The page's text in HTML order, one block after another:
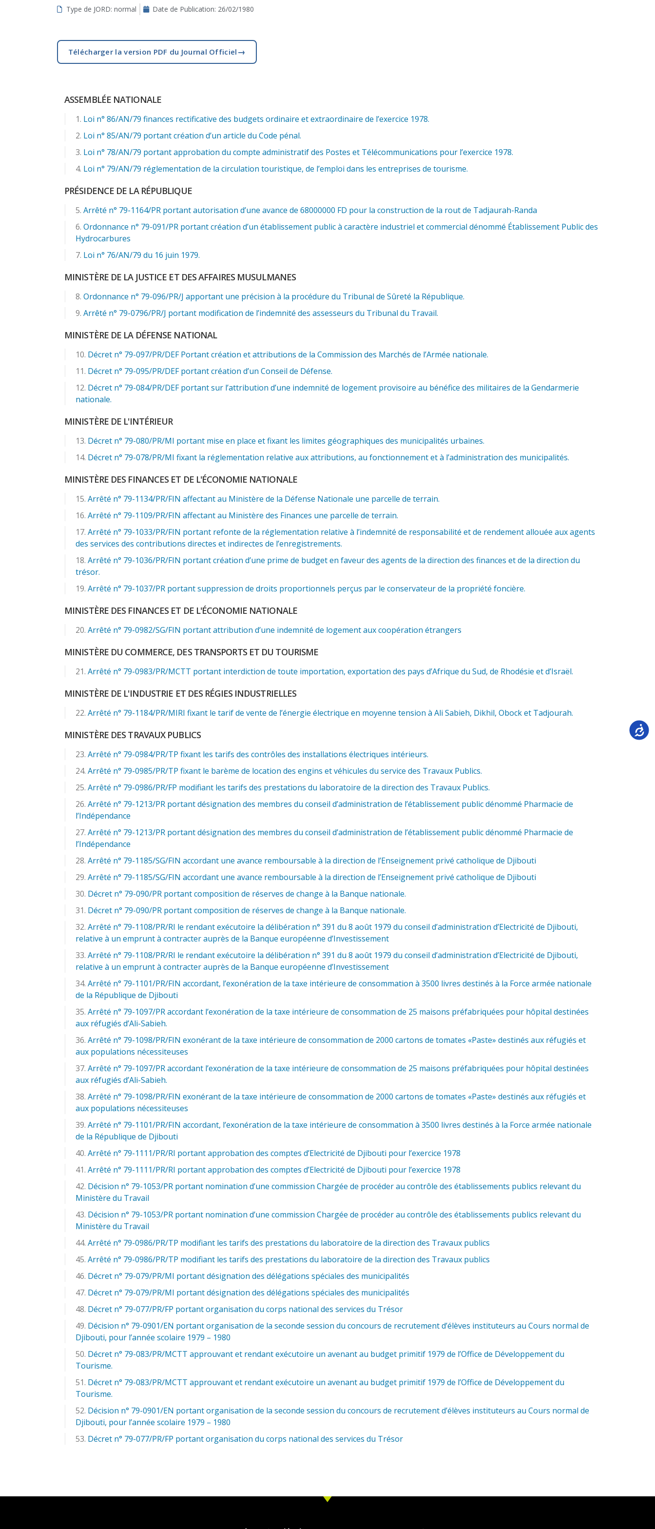
Type de JORD: normal Date de Publication: 26/02/1980
Télécharger la version PDF du Journal Officiel →
ASSEMBLÉE NATIONALE
Loi n° 86/AN/79 finances rectificative des budgets ordinaire et extraordinaire de l’exercice 1978.
Loi n° 85/AN/79 portant création d’un article du Code pénal.
Loi n° 78/AN/79 portant approbation du compte administratif des Postes et Télécommunications pour l’exercice 1978.
Loi n° 79/AN/79 réglementation de la circulation touristique, de l’emploi dans les entreprises de tourisme.
PRÉSIDENCE DE LA RÉPUBLIQUE
Arrêté n° 79-1164/PR portant autorisation d’une avance de 68000000 FD pour la construction de la rout de Tadjaurah-Randa
Ordonnance n° 79-091/PR portant création d’un établissement public à caractère industriel et commercial dénommé Établissement Public des
Hydrocarbures
Loi n° 76/AN/79 du 16 juin 1979.
MINISTÈRE DE LA JUSTICE ET DES AFFAIRES MUSULMANES
Ordonnance n° 79-096/PR/J apportant une précision à la procédure du Tribunal de Sûreté la République.
Arrêté n° 79-0796/PR/J portant modification de l’indemnité des assesseurs du Tribunal du Travail.
MINISTÈRE DE LA DÉFENSE NATIONAL
Décret n° 79-097/PR/DEF Portant création et attributions de la Commission des Marchés de l’Armée nationale.
Décret n° 79-095/PR/DEF portant création d’un Conseil de Défense.
Décret n° 79-084/PR/DEF portant sur l’attribution d’une indemnité de logement provisoire au bénéfice des militaires de la Gendarmerie
nationale.
MINISTÈRE DE L'INTÉRIEUR
Décret n° 79-080/PR/MI portant mise en place et fixant les limites géographiques des municipalités urbaines.
Décret n° 79-078/PR/MI fixant la réglementation relative aux attributions, au fonctionnement et à l’administration des municipalités.
MINISTÈRE DES FINANCES ET DE L'ÉCONOMIE NATIONALE
Arrêté n° 79-1134/PR/FIN affectant au Ministère de la Défense Nationale une parcelle de terrain.
Arrêté n° 79-1109/PR/FIN affectant au Ministère des Finances une parcelle de terrain.
Arrêté n° 79-1033/PR/FIN portant refonte de la réglementation relative à l’indemnité de responsabilité et de rendement allouée aux agents
des services des contributions directes et indirectes de l’enregistrements.
Arrêté n° 79-1036/PR/FIN portant création d’une prime de budget en faveur des agents de la direction des finances et de la direction du
trésor.
Arrêté n° 79-1037/PR portant suppression de droits proportionnels perçus par le conservateur de la propriété foncière.
MINISTÈRE DES FINANCES ET DE L'ÉCONOMIE NATIONALE
Arrêté n° 79-0982/SG/FIN portant attribution d’une indemnité de logement aux coopération étrangers
MINISTÈRE DU COMMERCE, DES TRANSPORTS ET DU TOURISME
Arrêté n° 79-0983/PR/MCTT portant interdiction de toute importation, exportation des pays d’Afrique du Sud, de Rhodésie et d’Israël.
MINISTÈRE DE L'INDUSTRIE ET DES RÉGIES INDUSTRIELLES
Arrêté n° 79-1184/PR/MIRI fixant le tarif de vente de l’énergie électrique en moyenne tension à Ali Sabieh, Dikhil, Obock et Tadjourah.
MINISTÈRE DES TRAVAUX PUBLICS
Arrêté n° 79-0984/PR/TP fixant les tarifs des contrôles des installations électriques intérieurs.
Arrêté n° 79-0985/PR/TP fixant le barème de location des engins et véhicules du service des Travaux Publics.
Arrêté n° 79-0986/PR/FP modifiant les tarifs des prestations du laboratoire de la direction des Travaux Publics.
Arrêté n° 79-1213/PR portant désignation des membres du conseil d’administration de l’établissement public dénommé Pharmacie de
l’Indépendance
Arrêté n° 79-1213/PR portant désignation des membres du conseil d’administration de l’établissement public dénommé Pharmacie de
l’Indépendance
Arrêté n° 79-1185/SG/FIN accordant une avance remboursable à la direction de l’Enseignement privé catholique de Djibouti
Arrêté n° 79-1185/SG/FIN accordant une avance remboursable à la direction de l’Enseignement privé catholique de Djibouti
Décret n° 79-090/PR portant composition de réserves de change à la Banque nationale.
Décret n° 79-090/PR portant composition de réserves de change à la Banque nationale.
Arrêté n° 79-1108/PR/RI le rendant exécutoire la délibération n° 391 du 8 août 1979 du conseil d’administration d’Electricité de Djibouti,
relative à un emprunt à contracter auprès de la Banque européenne d’Investissement
Arrêté n° 79-1108/PR/RI le rendant exécutoire la délibération n° 391 du 8 août 1979 du conseil d’administration d’Electricité de Djibouti,
relative à un emprunt à contracter auprès de la Banque européenne d’Investissement
Arrêté n° 79-1101/PR/FIN accordant, l’exonération de la taxe intérieure de consommation à 3500 livres destinés à la Force armée nationale
de la République de Djibouti
Arrêté n° 79-1097/PR accordant l’exonération de la taxe intérieure de consommation de 25 maisons préfabriquées pour hôpital destinées
aux réfugiés d’Ali-Sabieh.
Arrêté n° 79-1098/PR/FIN exonérant de la taxe intérieure de consommation de 2000 cartons de tomates «Paste» destinés aux réfugiés et
aux populations nécessiteuses
Arrêté n° 79-1097/PR accordant l’exonération de la taxe intérieure de consommation de 25 maisons préfabriquées pour hôpital destinées
aux réfugiés d’Ali-Sabieh.
Arrêté n° 79-1098/PR/FIN exonérant de la taxe intérieure de consommation de 2000 cartons de tomates «Paste» destinés aux réfugiés et
aux populations nécessiteuses
Arrêté n° 79-1101/PR/FIN accordant, l’exonération de la taxe intérieure de consommation à 3500 livres destinés à la Force armée nationale
de la République de Djibouti
Arrêté n° 79-1111/PR/RI portant approbation des comptes d’Electricité de Djibouti pour l’exercice 1978
Arrêté n° 79-1111/PR/RI portant approbation des comptes d’Electricité de Djibouti pour l’exercice 1978
Décision n° 79-1053/PR portant nomination d’une commission Chargée de procéder au contrôle des établissements publics relevant du
Ministère du Travail
Décision n° 79-1053/PR portant nomination d’une commission Chargée de procéder au contrôle des établissements publics relevant du
Ministère du Travail
Arrêté n° 79-0986/PR/TP modifiant les tarifs des prestations du laboratoire de la direction des Travaux publics
Arrêté n° 79-0986/PR/TP modifiant les tarifs des prestations du laboratoire de la direction des Travaux publics
Décret n° 79-079/PR/MI portant désignation des délégations spéciales des municipalités
Décret n° 79-079/PR/MI portant désignation des délégations spéciales des municipalités
Décret n° 79-077/PR/FP portant organisation du corps national des services du Trésor
Décision n° 79-0901/EN portant organisation de la seconde session du concours de recrutement d’élèves instituteurs au Cours normal de
Djibouti, pour l’année scolaire 1979 – 1980
Décret n° 79-083/PR/MCTT approuvant et rendant exécutoire un avenant au budget primitif 1979 de l’Office de Développement du
Tourisme.
Décret n° 79-083/PR/MCTT approuvant et rendant exécutoire un avenant au budget primitif 1979 de l’Office de Développement du
Tourisme.
Décision n° 79-0901/EN portant organisation de la seconde session du concours de recrutement d’élèves instituteurs au Cours normal de
Djibouti, pour l’année scolaire 1979 – 1980
Décret n° 79-077/PR/FP portant organisation du corps national des services du Trésor